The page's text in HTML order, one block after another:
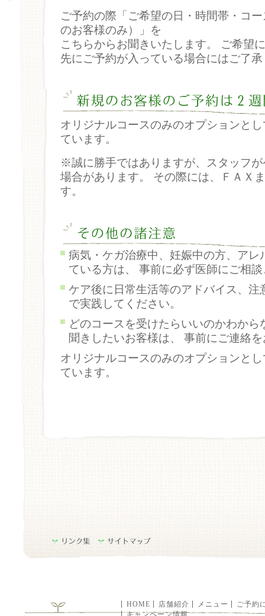
ご予約の際「ご希望の日・時間帯・コ
のお客様のみ）」を
こちらからお聞きいたします。 ご希望
先にご予約が入っている場合にはご了
オリジナルコースのみのオプションと
ています。
※誠に勝手ではありますが、スタッフ
場合があります。 その際には、ＦＡＸ
す。
病気・ケガ治療中、妊娠中の方、ア
ている方は、 事前に必ず医師にご相
ケア後に日常生活等のアドバイス、
で実践してください。
どのコースを受けたらいいのかわか
聞きしたいお客様は、 事前にご連絡
オリジナルコースのみのオプションと
ています。
HOME 店舗紹介 メニュー
ご予約
キャンペーン情報